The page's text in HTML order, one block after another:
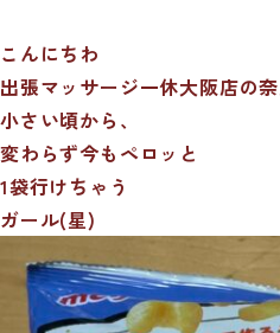
こんにちわ
出張マッサージ一休大阪店の奈
小さい頃から、
変わらず今もペロッと
1袋行けちゃう
ガール(星)